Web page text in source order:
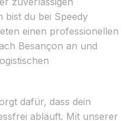
bist du bei Speedy
einen professionellen
Besançon an und
dafür, dass dein
abläuft. Mit unserer